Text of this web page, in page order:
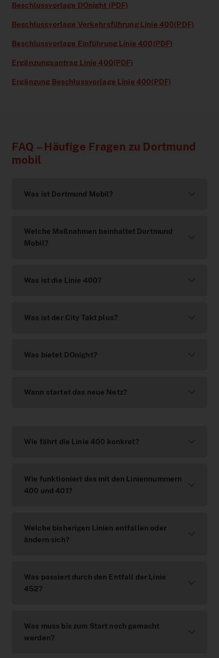
Beschlussvorlage DOnight (PDF)
Beschlussvorlage Verkehrsführung Linie 400(PDF)
Beschlussvorlage Einführung Linie 400(PDF)
Ergänzungsantrag Linie 400(PDF)
Ergänzung Beschlussvorlage Linie 400(PDF)
FAQ – Häufige Fragen zu Dortmund
mobil
Was ist Dortmund Mobil?
Welche Maßnahmen beinhaltet Dortmund
Mobil?
Was ist die Linie 400?
Was ist der City Takt plus?
Was bietet DOnight?
Wann startet das neue Netz?
Wie fährt die Linie 400 konkret?
Wie funktioniert das mit den Liniennummern
400 und 401?
Welche bisherigen Linien entfallen oder
ändern sich?
Was passiert durch den Entfall der Linie
452?
Was muss bis zum Start noch gemacht
werden?